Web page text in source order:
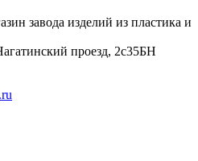
завода изделий из пластика и
проезд, 2с35БН